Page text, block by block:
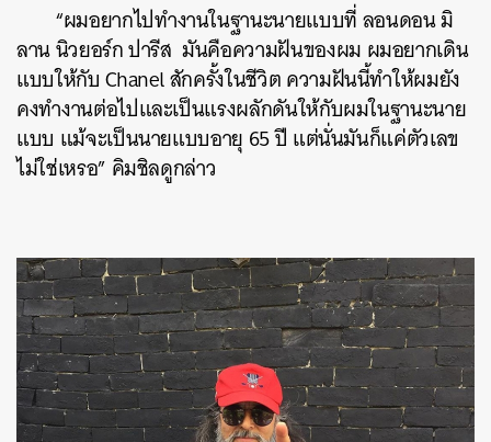
“ผมอยากไปทำงานในฐานะนายแบบที่ลอนดอนมิ
ลานนิวยอร์กปารีส มันคือความฝันของผม ผมอยากเดิน
แบบให้กับChanelสักครั้งในชีวิตความฝันนี้ทำให้ผมยัง
คงทำงานต่อไปและเป็นแรงผลักดันให้กับผมในฐานะนาย
แบบ แม้จะเป็นนายแบบอายุ 65 ปี แต่นั่นมันก็แค่ตัวเลข
ไม่ใช่เหรอ” คิมชิลดูกล่าว